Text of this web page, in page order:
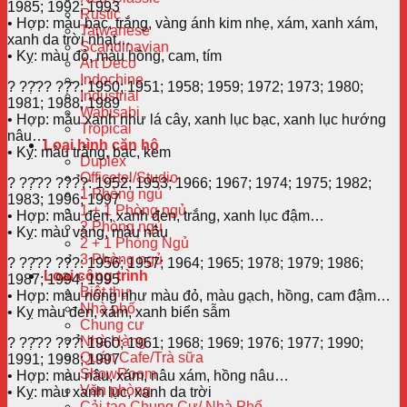
Rustic
Taiwanese
Scandinavian
Art Deco
Indochine
Industrial
Wabisabi
Tropical
Loại hình căn hộ
Duplex
Officetel/Studio
1 Phòng ngủ
1 + 1 Phòng ngủ
2 Phòng ngủ
2 + 1 Phòng Ngủ
3 Phòng ngủ
Loại công trình
Biệt thự
Nhà phố
Chung cư
Nhà Hàng
Quán Cafe/Trà sữa
ShowRoom
Văn phòng
1985; 1992; 1993
• Hợp: màu bạc, trắng, vàng ánh kim nhẹ, xám, xanh xám,
xanh da trời nhạt…
• Kỵ: màu đỏ, màu hồng, cam, tím
? ??̣̂?? ??̣̂?: 1950; 1951; 1958; 1959; 1972; 1973; 1980;
1981; 1988; 1989
• Hợp: màu xanh như lá cây, xanh lục bạc, xanh lục hướng
nâu…
• Kỵ: màu trắng, bạc, kem
? ??̣̂?? ???̉?: 1952; 1953; 1966; 1967; 1974; 1975; 1982;
1983; 1996; 1997
• Hợp: màu đen, xanh đen, trắng, xanh lục đậm…
• Kỵ: màu vàng, màu nâu
? ??̣̂?? ??̉?: 1956; 1957; 1964; 1965; 1978; 1979; 1986;
1987; 1994; 1995
• Hợp: màu nóng như màu đỏ, màu gạch, hồng, cam đậm…
• Kỵ màu đen, xám, xanh biển sẫm
? ??̣̂?? ???̂̉: 1960; 1961; 1968; 1969; 1976; 1977; 1990;
1991; 1998; 1997
• Hợp: màu nâu, xám, nâu xám, hồng nâu…
• Kỵ: màu xanh lục, xanh da trời